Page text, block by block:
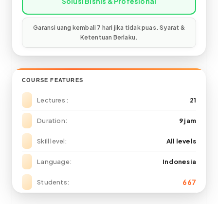
COURSE FEATURES
Lectures 21
Duration 9 jam
Skill level All levels
Language Indonesia
Students 667